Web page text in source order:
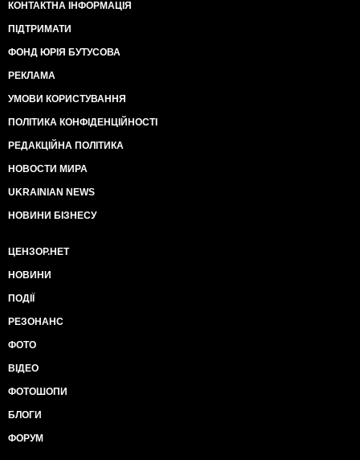
КОНТАКТНА ІНФОРМАЦІЯ
ПІДТРИМАТИ
ФОНД ЮРІЯ БУТУСОВА
РЕКЛАМА
УМОВИ КОРИСТУВАННЯ
ПОЛІТИКА КОНФІДЕНЦІЙНОСТІ
РЕДАКЦІЙНА ПОЛІТИКА
НОВОСТИ МИРА
UKRAINIAN NEWS
НОВИНИ БІЗНЕСУ
ЦЕНЗОР.НЕТ
НОВИНИ
ПОДІЇ
РЕЗОНАНС
ФОТО
ВІДЕО
ФОТОШОПИ
БЛОГИ
ФОРУМ